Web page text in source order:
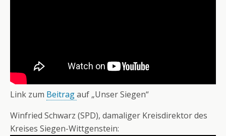
Link zum Beitragauf „Unser Siegen“
Winfried Schwarz (SPD), damaliger Kreisdirektor des
Kreises Siegen-Wittgenstein: